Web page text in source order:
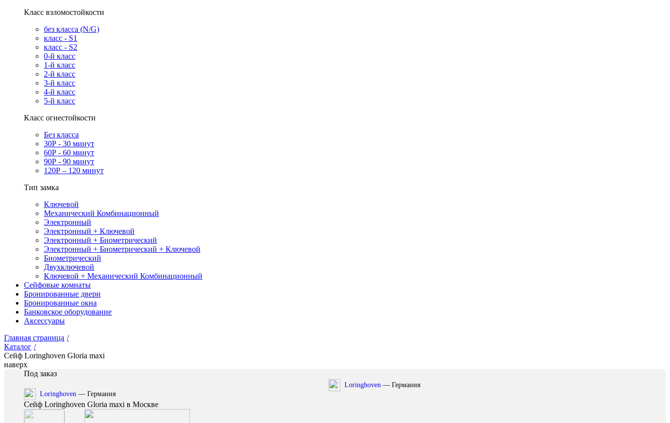
Класс взломостойкости
без класса (N/G)
класс - S1
класс - S2
0-й класс
1-й класс
2-й класс
3-й класс
4-й класс
5-й класс
Класс огнестойкости
Без класса
30Р - 30 минут
60Р - 60 минут
90Р - 90 минут
120Р – 120 минут
Тип замка
Ключевой
Механический Комбинационный
Электронный
Электронный + Ключевой
Электронный + Биометрический
Электронный + Биометрический + Ключевой
Биометрический
Двухключевой
Ключевой + Механический Комбинационный
Сейфовые комнаты
Бронированные двери
Бронированные окна
Банковское оборудование
Аксессуары
Главная страница /
Каталог /
Сейф Loringhoven Gloria maxi
наверх
Под заказ
Loringhoven — Германия
Сейф Loringhoven Gloria maxi в Москве
Loringhoven — Германия